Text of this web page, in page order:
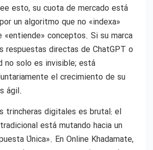
esto, su cuota de mercado está
un algoritmo que no «indexa»
«entiende» conceptos. Si su marca
respuestas directas de ChatGPT o
no solo es invisible; está
el crecimiento de su
ágil.
trincheras digitales es brutal: el
tradicional está mutando hacia un
Única». En Online Khadamate,